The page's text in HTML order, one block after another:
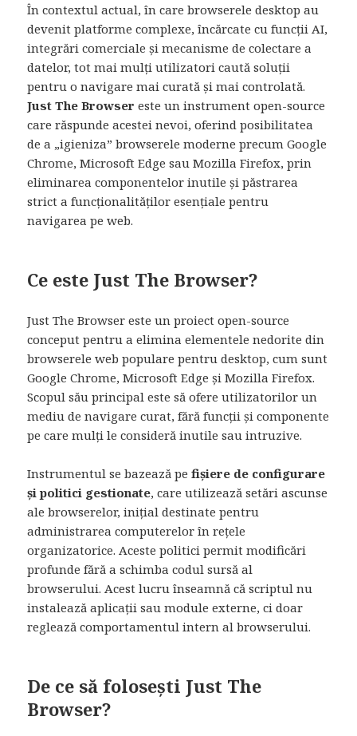
În contextul actual, în care browserele desktop au
devenit platforme complexe, încărcate cu funcții AI,
integrări comerciale și mecanisme de colectare a
datelor, tot mai mulți utilizatori caută soluții
pentru o navigare mai curată și mai controlată.
Just The Browser este un instrument open-source
care răspunde acestei nevoi, oferind posibilitatea
de a „igieniza” browserele moderne precum Google
Chrome, Microsoft Edge sau Mozilla Firefox, prin
eliminarea componentelor inutile și păstrarea
strict a funcționalităților esențiale pentru
navigarea pe web.
Ce este Just The Browser?
Just The Browser este un proiect open-source
conceput pentru a elimina elementele nedorite din
browserele web populare pentru desktop, cum sunt
Google Chrome, Microsoft Edge și Mozilla Firefox.
Scopul său principal este să ofere utilizatorilor un
mediu de navigare curat, fără funcții și componente
pe care mulți le consideră inutile sau intruzive.
Instrumentul se bazează pefișiere de configurare
și politici gestionate, care utilizează setări ascunse
ale browserelor, inițial destinate pentru
administrarea computerelor în rețele
organizatorice. Aceste politici permit modificări
profunde fără a schimba codul sursă al
browserului. Acest lucru înseamnă că scriptul nu
instalează aplicații sau module externe, ci doar
reglează comportamentul intern al browserului.
De ce să folosești Just The
Browser?